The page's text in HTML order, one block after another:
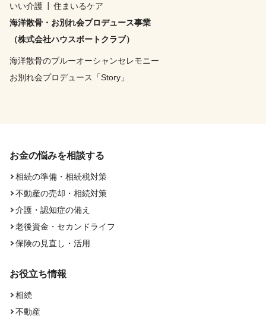
いい介護
住まいるケア
海洋散骨・お別れ会プロデュース事業
（株式会社ハウスボートクラブ）
海洋散骨のブルーオーシャンセレモニー
お別れ会プロデュース「Story」
お金の悩みを相談する
相続の準備・相続税対策
不動産の売却・相続対策
介護・認知症の備え
老後資金・セカンドライフ
保険の見直し・活用
お役立ち情報
相続
不動産